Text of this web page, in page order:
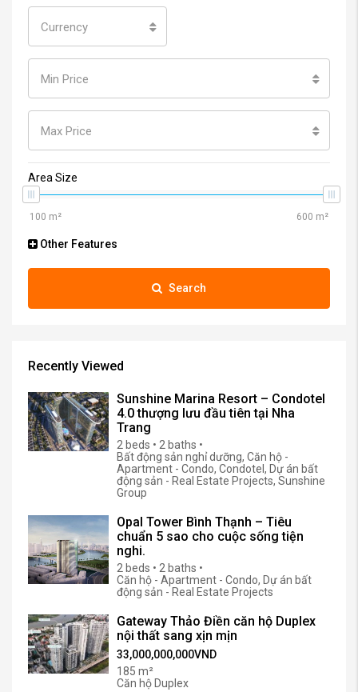
Currency
Min Price
Max Price
Area Size
Other Features
Search
Recently Viewed
Sunshine Marina Resort – Condotel
4.0 thượng lưu đầu tiên tại Nha
Trang
2 beds • 2 baths •
Bất động sản nghỉ dưỡng, Căn hộ -
Apartment - Condo, Condotel, Dự án bất
động sản - Real Estate Projects, Sunshine
Group
Opal Tower Bình Thạnh – Tiêu
chuẩn 5 sao cho cuộc sống tiện
nghi.
2 beds • 2 baths •
Căn hộ - Apartment - Condo, Dự án bất
động sản - Real Estate Projects
Gateway Thảo Điền căn hộ Duplex
nội thất sang xịn mịn
33,000,000,000VND
185 m²
Căn hộ Duplex